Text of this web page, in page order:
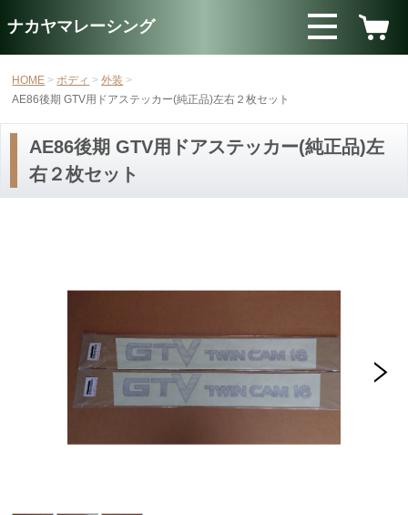
ナカヤマレーシング
HOME ボディ
外装
AE86後期 GTV用ドアステッカー(純正品)左右２枚セット
AE86後期 GTV用ドアステッカー(純正品)左
右２枚セット